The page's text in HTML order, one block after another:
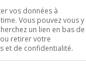
vos données à
Vous pouvez vous y
un lien en bas de
retirer votre
et de confidentialité.